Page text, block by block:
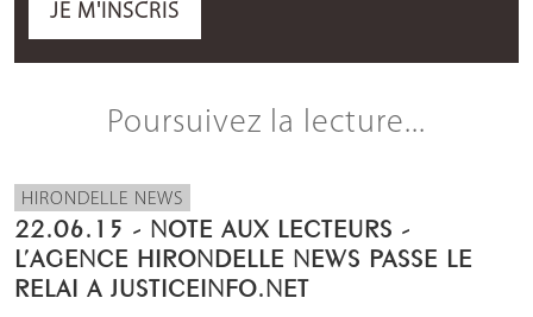
JE M'INSCRIS
Poursuivez la lecture...
HIRONDELLE NEWS
22.06.15 - NOTE AUX LECTEURS -
L’AGENCE HIRONDELLE NEWS PASSE LE
RELAI A JUSTICEINFO.NET